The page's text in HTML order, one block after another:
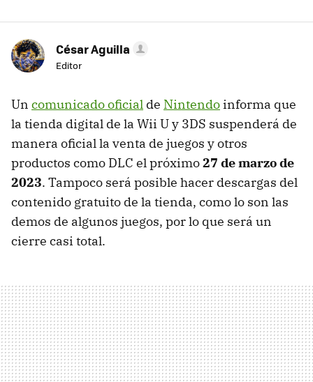
César Aguilla
Editor
Un comunicado oficial de Nintendo informa que
la tienda digital de la Wii U y 3DS suspenderá de
manera oficial la venta de juegos y otros
productos como DLC el próximo27 de marzo de
2023. Tampoco será posible hacer descargas del
contenido gratuito de la tienda, como lo son las
demos de algunos juegos, por lo que será un
cierre casi total.